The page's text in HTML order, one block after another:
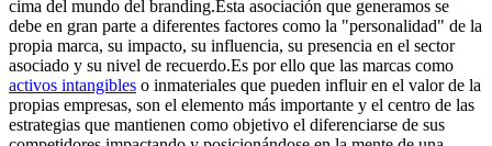
cima del mundo del branding.Esta asociación que generamos se
debe en gran parte a diferentes factores como la "personalidad" de la
propia marca, su impacto, su influencia, su presencia en el sector
asociado y su nivel de recuerdo.Es por ello que las marcas como
activos intangibles o inmateriales que pueden influir en el valor de la
propias empresas, son el elemento más importante y el centro de las
estrategias que mantienen como objetivo el diferenciarse de sus